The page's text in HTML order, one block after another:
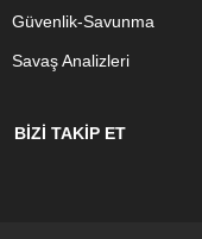
Güvenlik-Savunma
Savaş Analizleri
BİZİ TAKİP ET